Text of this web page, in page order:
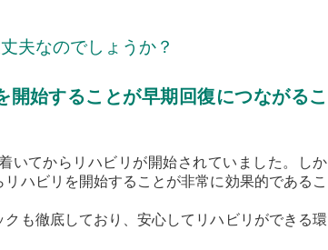
夫なのでしょうか？
始することが早期回復につながるこ
いてからリハビリが開始されていました。しか
ハビリを開始することが非常に効果的であるこ
も徹底しており、安心してリハビリができる環